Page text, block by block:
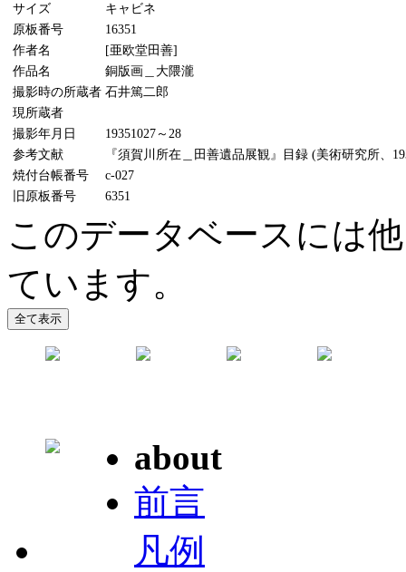
サイズ
キャビネ
原板番号
16351
作者名
[亜欧堂田善]
作品名
銅版画＿大隈瀧
撮影時の所蔵者 石井篤二郎
現所蔵者
撮影年月日
19351027～28
参考文献
『須賀川所在＿田善遺品展観』目録 (美術研究所、
焼付台帳番号
c-027
旧原板番号
6351
このデータベースには
ています。
about
前言
凡例